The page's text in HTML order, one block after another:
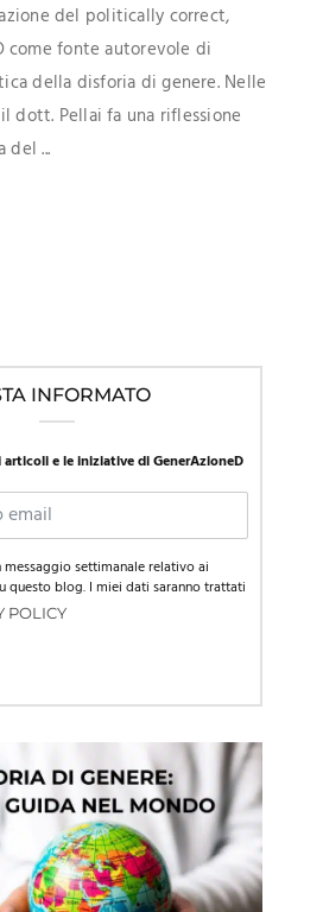
del politically correct,
come fonte autorevole di
della disforia di genere. Nelle
dott. Pellai fa una riflessione
del ...
INFORMATO
e le iniziative di GenerAzioneD
settimanale relativo ai
questo blog. I miei dati saranno trattati
POLICY